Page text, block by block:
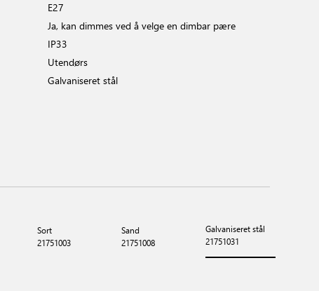
E27
Ja, kan dimmes ved å velge en dimbar pære
IP33
Utendørs
Galvaniseret stål
Sort
21751003
Sand
21751008
Galvaniseret stål
21751031